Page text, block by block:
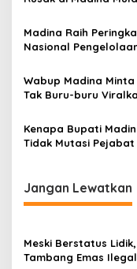
Kementan-TNI
Madina Raih
Nasional
Drastis
Wabup Madina Minta
Tak Buru-buru
Bergizi Gratis
Kenapa Bupati
Tidak Mutasi Pejabat
Jangan Lewatkan
Meski Berstatus Lidik,
Tambang Emas